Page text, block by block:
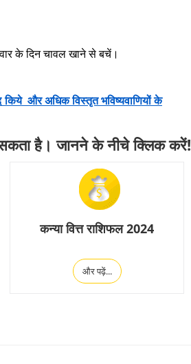
के दिन चावल खाने से बचें।
किये और अधिक विस्तृत भविष्यवाणियों के
है। जानने के नीचे क्लिक करें!
कन्या वित्त राशिफल 2024
और पढ़ें...